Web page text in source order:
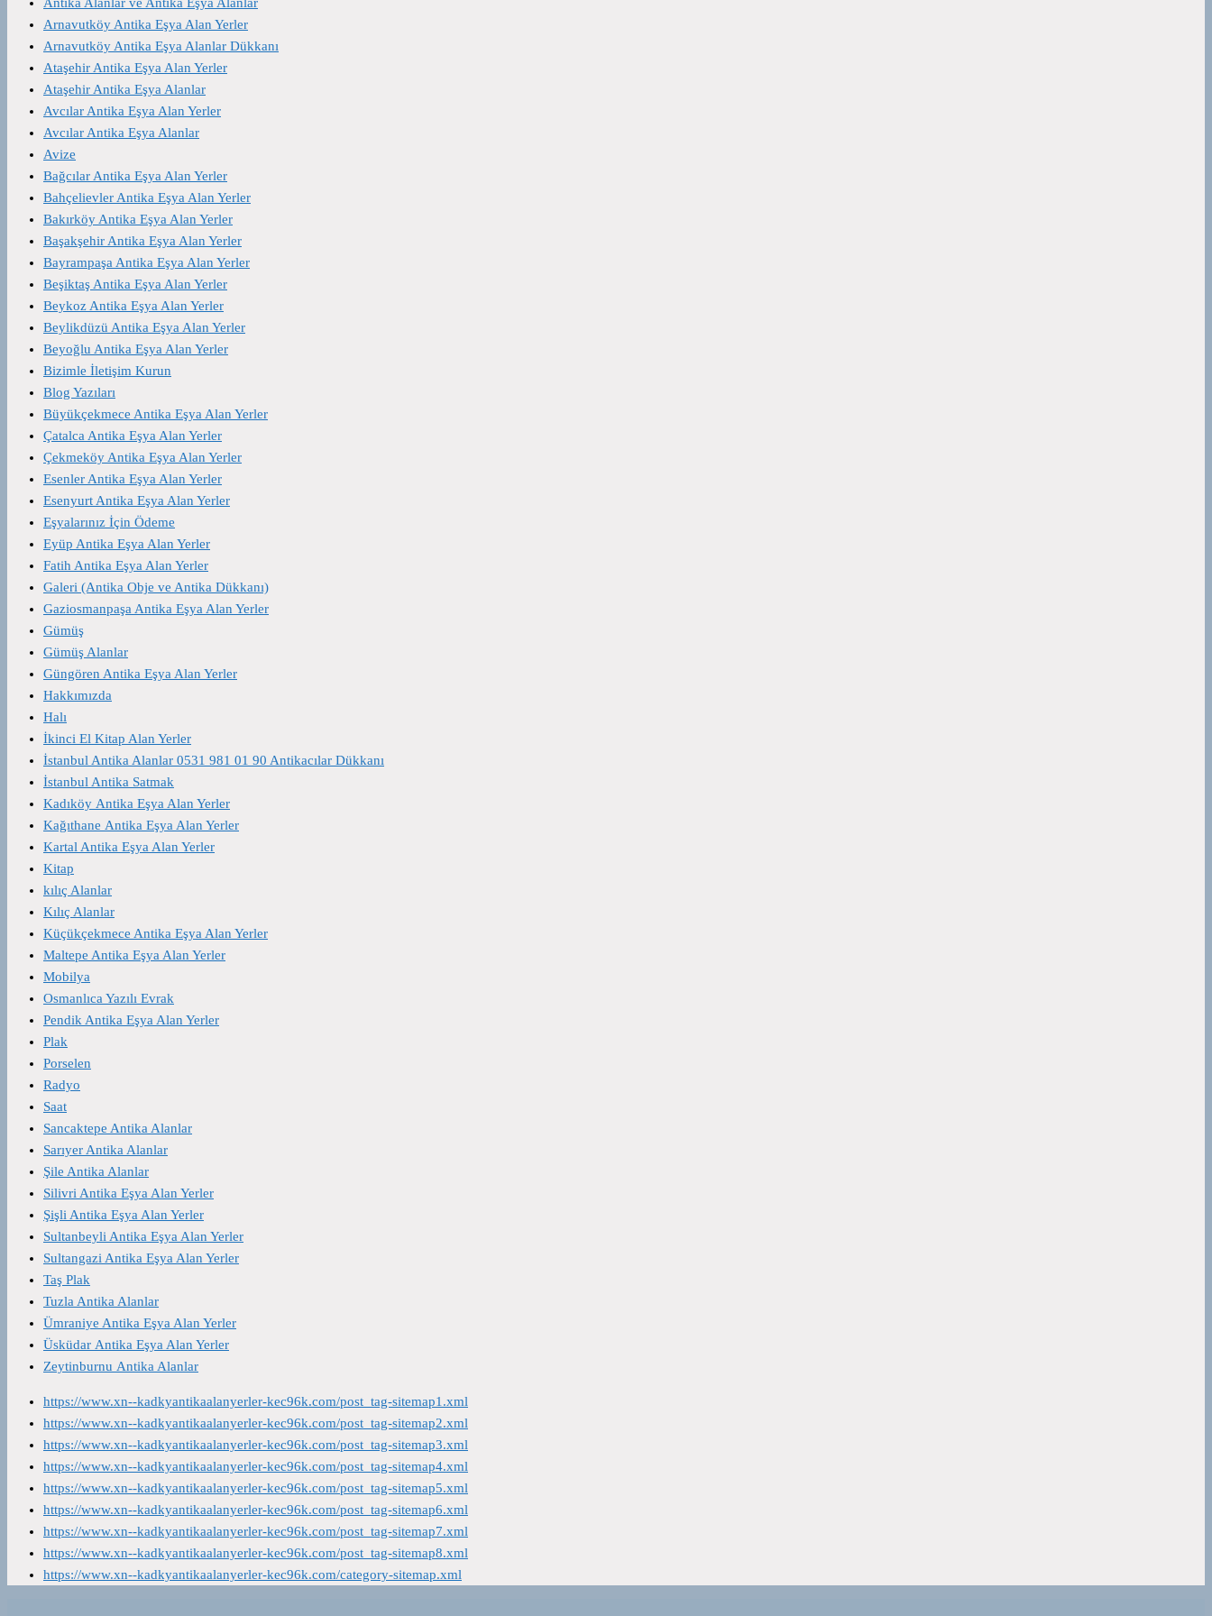
Arnavutköy Antika Eşya Alan Yerler
Arnavutköy Antika Eşya Alanlar Dükkanı
Ataşehir Antika Eşya Alan Yerler
Ataşehir Antika Eşya Alanlar
Avcılar Antika Eşya Alan Yerler
Avcılar Antika Eşya Alanlar
Avize
Bağcılar Antika Eşya Alan Yerler
Bahçelievler Antika Eşya Alan Yerler
Bakırköy Antika Eşya Alan Yerler
Başakşehir Antika Eşya Alan Yerler
Bayrampaşa Antika Eşya Alan Yerler
Beşiktaş Antika Eşya Alan Yerler
Beykoz Antika Eşya Alan Yerler
Beylikdüzü Antika Eşya Alan Yerler
Beyoğlu Antika Eşya Alan Yerler
Bizimle İletişim Kurun
Blog Yazıları
Büyükçekmece Antika Eşya Alan Yerler
Çatalca Antika Eşya Alan Yerler
Çekmeköy Antika Eşya Alan Yerler
Esenler Antika Eşya Alan Yerler
Esenyurt Antika Eşya Alan Yerler
Eşyalarınız İçin Ödeme
Eyüp Antika Eşya Alan Yerler
Fatih Antika Eşya Alan Yerler
Galeri (Antika Obje ve Antika Dükkanı)
Gaziosmanpaşa Antika Eşya Alan Yerler
Gümüş
Gümüş Alanlar
Güngören Antika Eşya Alan Yerler
Hakkımızda
Halı
İkinci El Kitap Alan Yerler
İstanbul Antika Alanlar 0531 981 01 90 Antikacılar Dükkanı
İstanbul Antika Satmak
Kadıköy Antika Eşya Alan Yerler
Kağıthane Antika Eşya Alan Yerler
Kartal Antika Eşya Alan Yerler
Kitap
kılıç Alanlar
Kılıç Alanlar
Küçükçekmece Antika Eşya Alan Yerler
Maltepe Antika Eşya Alan Yerler
Mobilya
Osmanlıca Yazılı Evrak
Pendik Antika Eşya Alan Yerler
Plak
Porselen
Radyo
Saat
Sancaktepe Antika Alanlar
Sarıyer Antika Alanlar
Şile Antika Alanlar
Silivri Antika Eşya Alan Yerler
Şişli Antika Eşya Alan Yerler
Sultanbeyli Antika Eşya Alan Yerler
Sultangazi Antika Eşya Alan Yerler
Taş Plak
Tuzla Antika Alanlar
Ümraniye Antika Eşya Alan Yerler
Üsküdar Antika Eşya Alan Yerler
Zeytinburnu Antika Alanlar
https://www.xn--kadkyantikaalanyerler-kec96k.com/post_tag-sitemap1.xml
https://www.xn--kadkyantikaalanyerler-kec96k.com/post_tag-sitemap2.xml
https://www.xn--kadkyantikaalanyerler-kec96k.com/post_tag-sitemap3.xml
https://www.xn--kadkyantikaalanyerler-kec96k.com/post_tag-sitemap4.xml
https://www.xn--kadkyantikaalanyerler-kec96k.com/post_tag-sitemap5.xml
https://www.xn--kadkyantikaalanyerler-kec96k.com/post_tag-sitemap6.xml
https://www.xn--kadkyantikaalanyerler-kec96k.com/post_tag-sitemap7.xml
https://www.xn--kadkyantikaalanyerler-kec96k.com/post_tag-sitemap8.xml
https://www.xn--kadkyantikaalanyerler-kec96k.com/category-sitemap.xml